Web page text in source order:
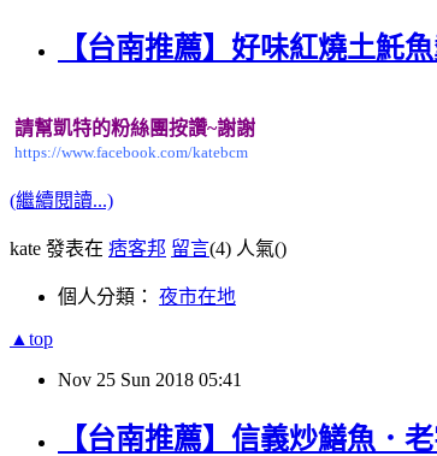
【台南推薦】好味紅燒土魠
請幫凱特的粉絲團按讚~謝謝
https://www.facebook.com/katebcm
(繼續閱讀...)
kate 發表在 痞客邦 留言(4) 人氣()
個人分類： 夜市在地
▲top
Nov 25 Sun 2018 05:41
【台南推薦】信義炒鱔魚．